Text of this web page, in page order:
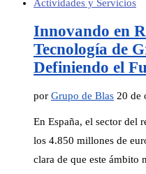
Actividades y Servicios
Innovando en
Tecnología de
Definiendo el
por Grupo de Blas 20 de
En España, el sector del
los 4.850 millones de
clara de que este